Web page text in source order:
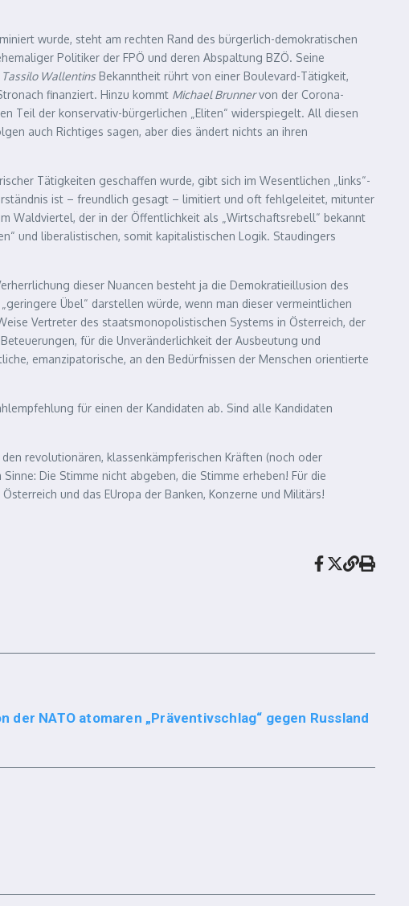
wurde, steht am rechten Rand des bürgerlich-demokratischen
Politiker der FPÖ und deren Abspaltung BZÖ. Seine
Tassilo Wallentins Bekanntheit rührt von einer Boulevard-Tätigkeit,
finanziert. Hinzu kommt Michael Brunnervon der Corona-
Teil der konservativ-bürgerlichen „Eliten“ widerspiegelt. All diesen
auch Richtiges sagen, aber dies ändert nichts an ihren
Tätigkeiten geschaffen wurde, gibt sich im Wesentlichen „links“-
ist – freundlich gesagt – limitiert und oft fehlgeleitet, mitunter
Waldviertel, der in der Öffentlichkeit als „Wirtschaftsrebell“ bekannt
und liberalistischen, somit kapitalistischen Logik. Staudingers
dieser Nuancen besteht ja die Demokratieillusion des
Übel“ darstellen würde, wenn man dieser vermeintlichen
Vertreter des staatsmonopolistischen Systems in Österreich, der
für die Unveränderlichkeit der Ausbeutung und
emanzipatorische, an den Bedürfnissen der Menschen orientierte
für einen der Kandidaten ab. Sind alle Kandidaten
revolutionären, klassenkämpferischen Kräften (noch oder
Die Stimme nicht abgeben, die Stimme erheben! Für die
und das EUropa der Banken, Konzerne und Militärs!
der NATO atomaren „Präventivschlag“ gegen Russland